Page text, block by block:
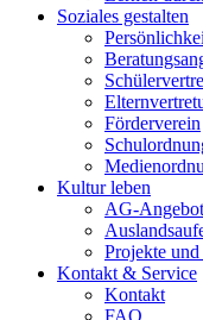
Soziales gestalten
Förderverein
Kultur leben
AG-
Projekte
Kontakt & Service
Kontakt
FAQ